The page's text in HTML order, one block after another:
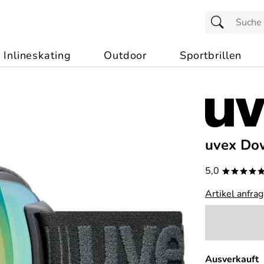
Inlineskating Outdoor Sportbrillen
uvex
5,0
Artikel
Ausverkauft